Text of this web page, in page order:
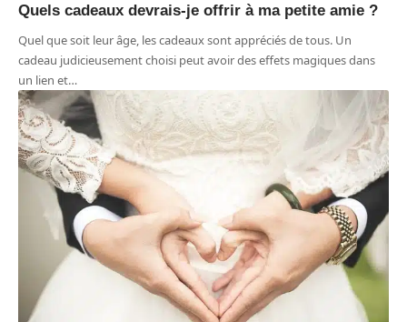
Quels cadeaux devrais-je offrir à ma petite amie ?
Quel que soit leur âge, les cadeaux sont appréciés de tous. Un
cadeau judicieusement choisi peut avoir des effets magiques dans
un lien et…